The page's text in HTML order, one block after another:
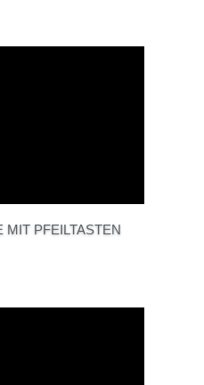
MIT PFEILTASTEN